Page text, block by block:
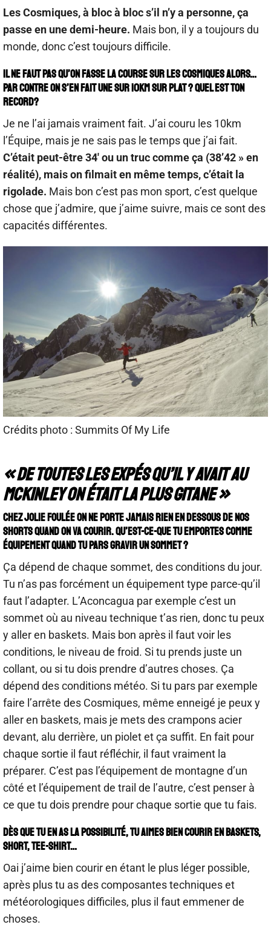
Les Cosmiques, à bloc à bloc s’il n’y a personne, ça
passe en une demi-heure. Mais bon, il y a toujours du
monde, donc c’est toujours difficile.
Il ne faut pas qu’on fasse la course sur les Cosmiques alors…
Par contre on s’en fait une sur 10km sur plat ? Quel est ton
record?
Je ne l’ai jamais vraiment fait. J’ai couru les 10km
l’Équipe, mais je ne sais pas le temps que j’ai fait.
C’était peut-être 34′ ou un truc comme ça (38’42 » en
réalité), mais on filmait en même temps, c’était la
rigolade. Mais bon c’est pas mon sport, c’est quelque
chose que j’admire, que j’aime suivre, mais ce sont des
capacités différentes.
Crédits photo : Summits Of My Life
« De toutes les expés qu’il y avait au
McKinley on était la plus gitane »
Chez Jolie Foulée on ne porte jamais rien en dessous de nos
shorts quand on va courir. Qu’est-ce-que tu emportes comme
équipement quand tu pars gravir un sommet ?
Ça dépend de chaque sommet, des conditions du jour.
Tu n’as pas forcément un équipement type parce-qu’il
faut l’adapter. L’Aconcagua par exemple c’est un
sommet où au niveau technique t’as rien, donc tu peux
y aller en baskets. Mais bon après il faut voir les
conditions, le niveau de froid. Si tu prends juste un
collant, ou si tu dois prendre d’autres choses. Ça
dépend des conditions météo. Si tu pars par exemple
faire l’arrête des Cosmiques, même enneigé je peux y
aller en baskets, mais je mets des crampons acier
devant, alu derrière, un piolet et ça suffit. En fait pour
chaque sortie il faut réfléchir, il faut vraiment la
préparer. C’est pas l’équipement de montagne d’un
côté et l’équipement de trail de l’autre, c’est penser à
ce que tu dois prendre pour chaque sortie que tu fais.
Dès que tu en as la possibilité, tu aimes bien courir en baskets,
short, tee-shirt…
Oai j’aime bien courir en étant le plus léger possible,
après plus tu as des composantes techniques et
météorologiques difficiles, plus il faut emmener de
choses.